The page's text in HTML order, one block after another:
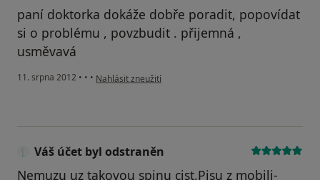
paní doktorka dokáže dobře poradit, popovídat
si o problému , povzbudit . přijemná ,
usměvavá
11. srpna 2012 • • • podle názoru uživatele Váš účet byl odstraněn
Nahlásit zneužití
Váš účet byl odstraněn
Nemuzu uz takovou spinu cist.Pisu z mobili-